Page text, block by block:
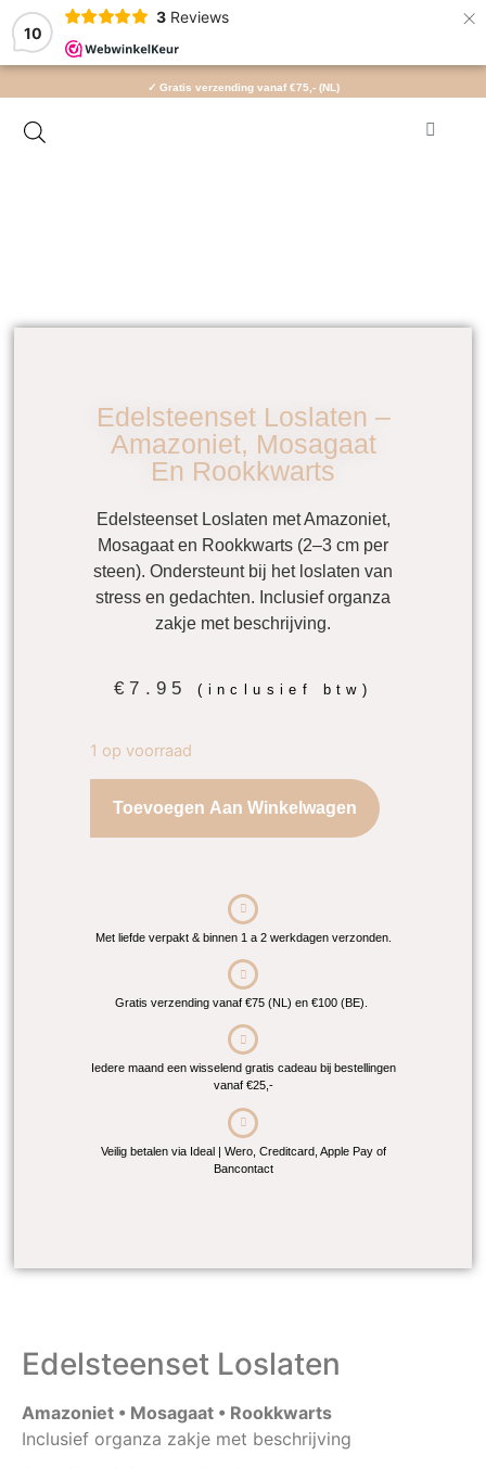
10
3 Reviews ×
✓ Gratis verzending vanaf €75,- (NL)
Edelsteenset Loslaten –
Amazoniet, Mosagaat
En Rookkwarts
Edelsteenset Loslaten met Amazoniet,
Mosagaat en Rookkwarts (2–3 cm per
steen). Ondersteunt bij het loslaten van
stress en gedachten. Inclusief organza
zakje met beschrijving.
€7.95 (inclusief btw)
1 op voorraad
Toevoegen Aan Winkelwagen
Met liefde verpakt & binnen 1 a 2 werkdagen verzonden.
Gratis verzending vanaf €75 (NL) en €100 (BE).
Iedere maand een wisselend gratis cadeau bij bestellingen
vanaf €25,-
Veilig betalen via Ideal | Wero, Creditcard, Apple Pay of
Bancontact
Edelsteenset Loslaten
Amazoniet • Mosagaat • Rookkwarts
Inclusief organza zakje met beschrijving